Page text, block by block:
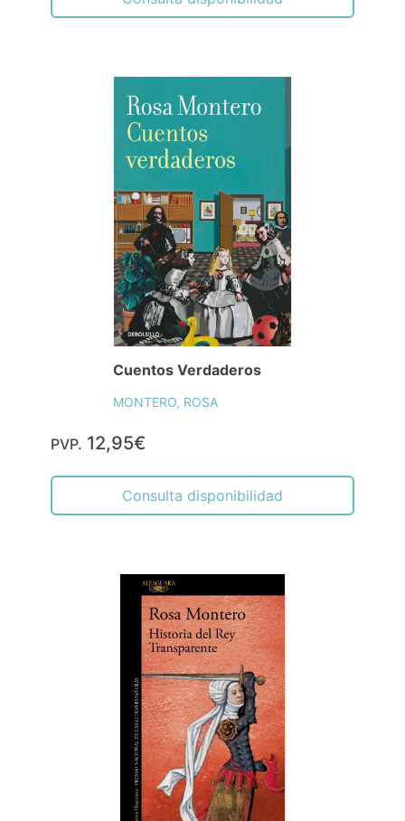
Cuentos Verdaderos
MONTERO, ROSA
PVP. 12,95€
Consulta disponibilidad